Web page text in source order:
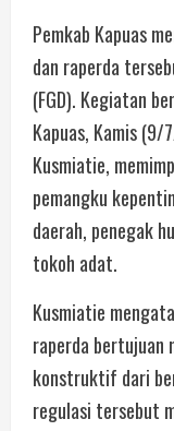
Pemkab Kapuas
dan raperda
(FGD). Kegiatan
Kapuas, Kamis
Kusmiatie,
pemangku
daerah, penegak
tokoh adat.
Kusmiatie
raperda bertujuan
konstruktif dari
regulasi tersebut